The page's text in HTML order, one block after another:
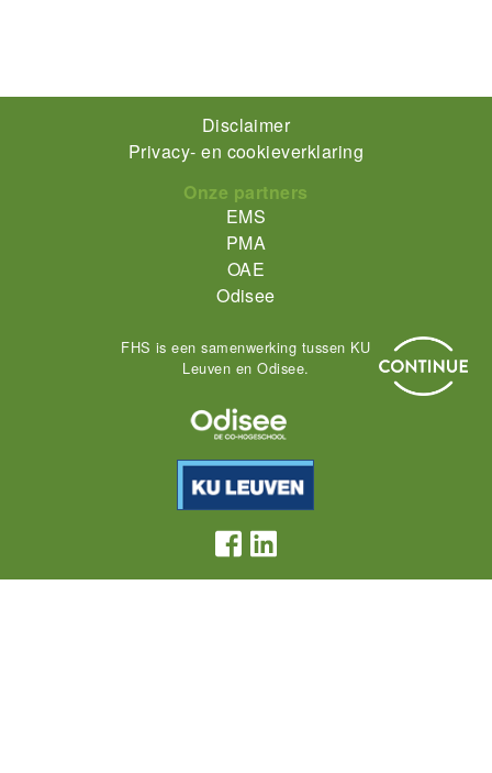
Disclaimer
Privacy- en cookieverklaring
Onze partners
EMS
PMA
OAE
Odisee
FHS is een samenwerking tussen KU
Leuven en Odisee.